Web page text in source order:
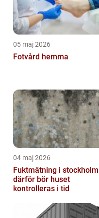
05 maj 2026
Fotvård hemma
04 maj 2026
Fuktmätning i stockholm
därför bör huset
kontrolleras i tid